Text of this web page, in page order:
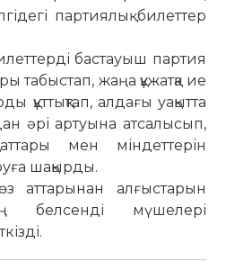
партиялық билеттер
бастауыш партия
табыстап, жаңа құжатқа ие
құттықтап, алдағы уақытта
әрі артуына атсалысып,
мен міндеттерін
шақырды.
аттарынан алғыстарын
белсенді мүшелері